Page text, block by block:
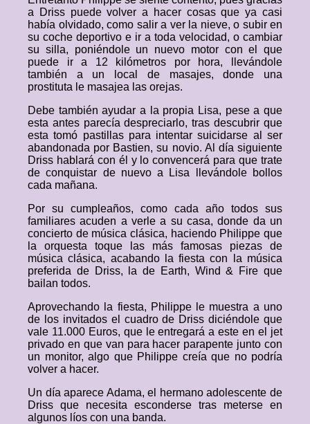
a Driss puede volver a hacer cosas que ya casi
había olvidado, como salir a ver la nieve, o subir en
su coche deportivo e ir a toda velocidad, o cambiar
su silla, poniéndole un nuevo motor con el que
puede ir a 12 kilómetros por hora, llevándole
también a un local de masajes, donde una
prostituta le masajea las orejas.
Debe también ayudar a la propia Lisa, pese a que
esta antes parecía despreciarlo, tras descubrir que
esta tomó pastillas para intentar suicidarse al ser
abandonada por Bastien, su novio. Al día siguiente
Driss hablará con él y lo convencerá para que trate
de conquistar de nuevo a Lisa llevándole bollos
cada mañana.
Por su cumpleaños, como cada año todos sus
familiares acuden a verle a su casa, donde da un
concierto de música clásica, haciendo Philippe que
la orquesta toque las más famosas piezas de
música clásica, acabando la fiesta con la música
preferida de Driss, la de Earth, Wind & Fire que
bailan todos.
Aprovechando la fiesta, Philippe le muestra a uno
de los invitados el cuadro de Driss diciéndole que
vale 11.000 Euros, que le entregará a este en el jet
privado en que van para hacer parapente junto con
un monitor, algo que Philippe creía que no podría
volver a hacer.
Un día aparece Adama, el hermano adolescente de
Driss que necesita esconderse tras meterse en
algunos líos con una banda.